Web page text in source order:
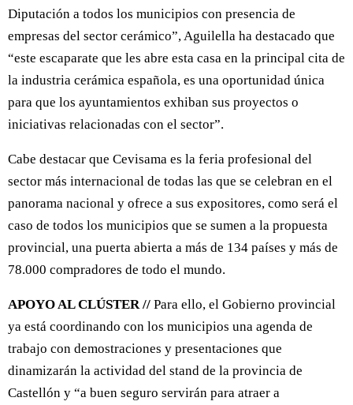
Diputación a todos los municipios con presencia de
empresas del sector cerámico”, Aguilella ha destacado que
“este escaparate que les abre esta casa en la principal cita de
la industria cerámica española, es una oportunidad única
para que los ayuntamientos exhiban sus proyectos o
iniciativas relacionadas con el sector”.
Cabe destacar que Cevisama es la feria profesional del
sector más internacional de todas las que se celebran en el
panorama nacional y ofrece a sus expositores, como será el
caso de todos los municipios que se sumen a la propuesta
provincial, una puerta abierta a más de 134 países y más de
78.000 compradores de todo el mundo.
APOYO AL CLÚSTER // Para ello, el Gobierno provincial
ya está coordinando con los municipios una agenda de
trabajo con demostraciones y presentaciones que
dinamizarán la actividad del stand de la provincia de
Castellón y “a buen seguro servirán para atraer a